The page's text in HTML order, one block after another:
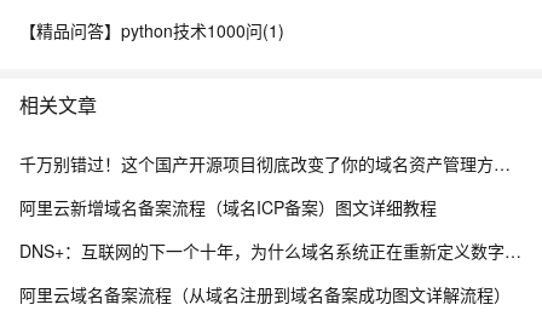
【精品问答】python技术1000问(1)
相关文章
千万别错过！这个国产开源项目彻底改变了你的域名资产管理方式，收藏它相当于多一个安全专家！
阿里云新增域名备案流程（域名ICP备案）图文详细教程
DNS+：互联网的下一个十年，为什么域名系统正在重新定义数字生态？ ——解读《“DNS+”发展白皮书（2023）》
阿里云域名备案流程（从域名注册到域名备案成功图文详解流程）